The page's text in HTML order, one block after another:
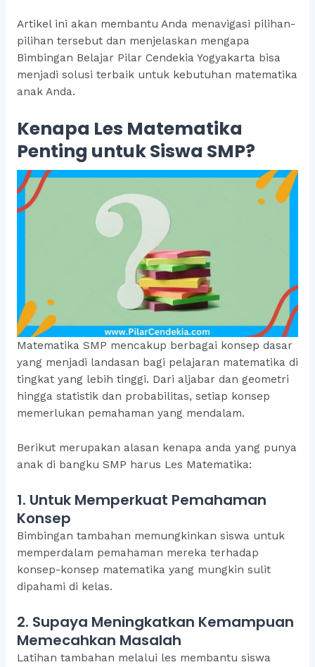
Artikel ini akan membantu Anda menavigasi pilihan-
pilihan tersebut dan menjelaskan mengapa
Bimbingan Belajar Pilar Cendekia Yogyakarta bisa
menjadi solusi terbaik untuk kebutuhan matematika
anak Anda.
Kenapa Les Matematika
Penting untuk Siswa SMP?
Matematika SMP mencakup berbagai konsep dasar
yang menjadi landasan bagi pelajaran matematika di
tingkat yang lebih tinggi. Dari aljabar dan geometri
hingga statistik dan probabilitas, setiap konsep
memerlukan pemahaman yang mendalam.
Berikut merupakan alasan kenapa anda yang punya
anak di bangku SMP harus Les Matematika:
1. Untuk Memperkuat Pemahaman
Konsep
Bimbingan tambahan memungkinkan siswa untuk
memperdalam pemahaman mereka terhadap
konsep-konsep matematika yang mungkin sulit
dipahami di kelas.
2. Supaya Meningkatkan Kemampuan
Memecahkan Masalah
Latihan tambahan melalui les membantu siswa